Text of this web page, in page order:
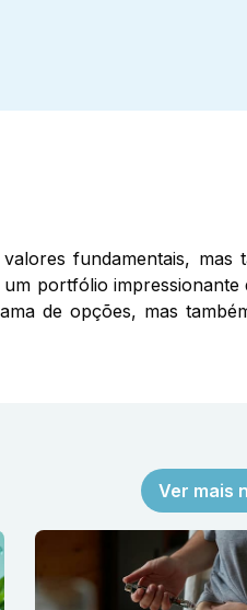
fundamentais, mas
portfólio impressionante
de opções, mas
Ver mais